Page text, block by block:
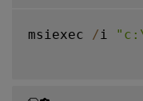
msiexec / i